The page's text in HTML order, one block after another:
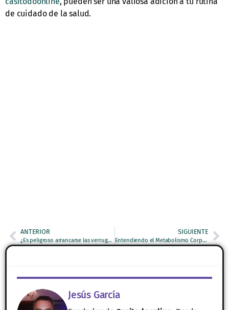
de cuidado de la salud.
ANTERIOR
¿Es peligroso arrancarse las verrugas del cuello?
SIGUIENTE
Entendiendo el Metabolismo Corporal: Claves para Mejorar tu Salud
Jesús García